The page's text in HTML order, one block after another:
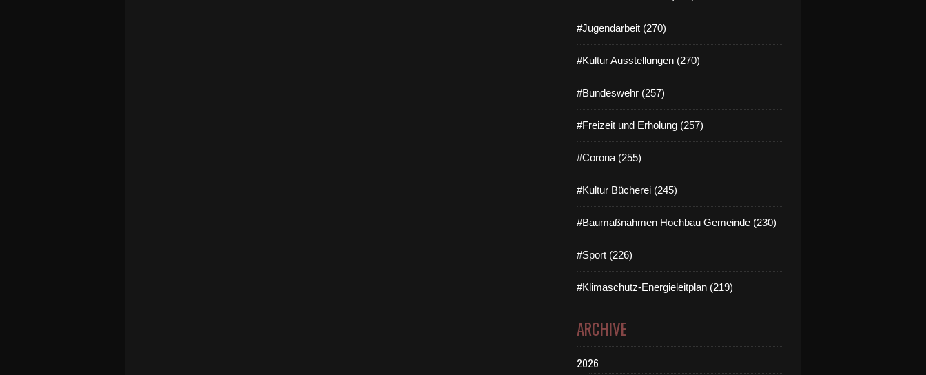
#Jugendarbeit (270)
#Kultur Ausstellungen (270)
#Bundeswehr (257)
#Freizeit und Erholung (257)
#Corona (255)
#Kultur Bücherei (245)
#Baumaßnahmen Hochbau Gemeinde (230)
#Sport (226)
#Klimaschutz-Energieleitplan (219)
ARCHIVE
2026